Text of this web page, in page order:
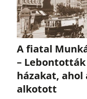
A fiatal
–
házakat, ahol
alkotott